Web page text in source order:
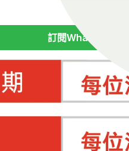
訂閱WhatsApp最